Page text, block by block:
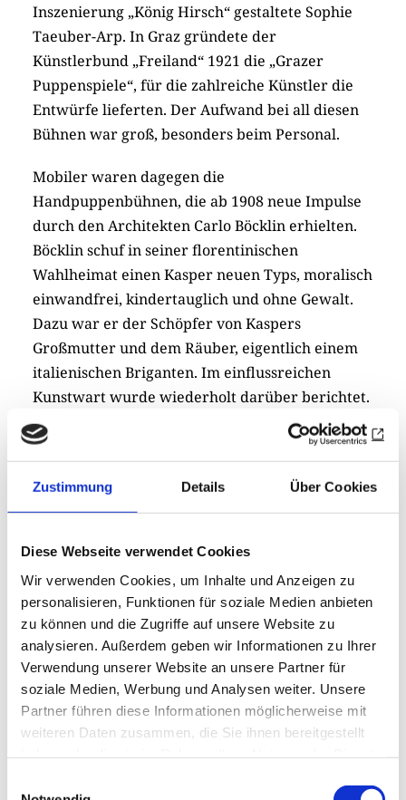
Zustimmung Details Über Cookies
Diese Webseite verwendet Cookies
Wir verwenden Cookies, um Inhalte und Anzeigen zu
personalisieren, Funktionen für soziale Medien anbieten
zu können und die Zugriffe auf unsere Website zu
analysieren. Außerdem geben wir Informationen zu Ihrer
Verwendung unserer Website an unsere Partner für
soziale Medien, Werbung und Analysen weiter. Unsere
Partner führen diese Informationen möglicherweise mit
weiteren Daten zusammen, die Sie ihnen bereitgestellt
Inszenierung „König Hirsch“ gestaltete Sophie
Taeuber-Arp. In Graz gründete der
Künstlerbund „Freiland“ 1921 die „Grazer
Puppenspiele“, für die zahlreiche Künstler die
Entwürfe lieferten. Der Aufwand bei all diesen
Bühnen war groß, besonders beim Personal.
Mobiler waren dagegen die
Handpuppenbühnen, die ab 1908 neue Impulse
durch den Architekten Carlo Böcklin erhielten.
Böcklin schuf in seiner florentinischen
Wahlheimat einen Kasper neuen Typs, moralisch
einwandfrei, kindertauglich und ohne Gewalt.
Dazu war er der Schöpfer von Kaspers
Großmutter und dem Räuber, eigentlich einem
italienischen Briganten. Im einflussreichen
Kunstwart wurde wiederholt darüber berichtet.
1911 erschienen vier illustrierte Bände mit
Kaspers originellen Abenteuern und auch die
jugendbewegten Pädagogen fanden sie rege
Aufnahme. Nach dem Ersten Weltkrieg
entstanden zahlreiche professionelle
wurde in Sälen überwiegend vor Kindern und
ohne Schlägereien der Puppen. Die Kinder
sollten so vor Schund und Schmutz im „Kintopp“
und vor seelischer Verrohung geschützt werden.
Vielleicht sollten aber auch die Seelen der
künstlerisch-pädagogischen Puppenspieler, die
in den Schützengräben oft Schlimmes erlebt
hatten, so geheilt werden. Im Laufe der 1920er